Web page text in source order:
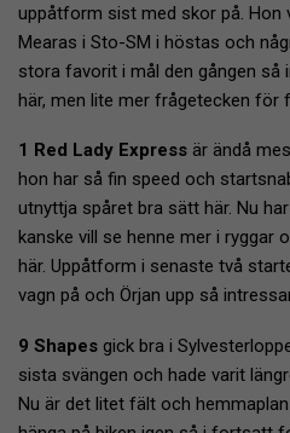
uppåtform sist med skor på. Hon
Mearas i Sto-SM i höstas och
stora favorit i mål den gången så
här, men lite mer frågetecken för
1 Red Lady Express är ändå
hon har så fin speed och
utnyttja spåret bra sätt här. Nu
kanske vill se henne mer i ryggar
här. Uppåtform i senaste två
vagn på och Örjan upp så
9 Shapes gick bra i
sista svängen och hade varit
Nu är det litet fält och